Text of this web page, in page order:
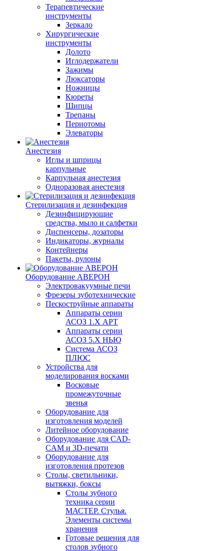
Терапевтические
инструменты
Зеркало
Хирургические
инструменты
Долото
Иглодержатели
Зажимы
Люксаторы
Ножницы
Кюреты
Шипцы
Трепаны
Периотомы
Элеваторы
Анестезия
Иглы и шприцы
карпульные
Карпульная анестезия
Одноразовая анестезия
Стерилизация и дезинфекция
Дезинфицирующие
средства, мыло и салфетки
Диспенсеры, дозаторы
Индикаторы, журналы
Контейнеры
Пакеты, рулоны
Оборудование АВЕРОН
Электровакуумные печи
Фрезеры зуботехнические
Пескоструйные аппараты
Аппараты серии
АСОЗ 1.Х АРТ
Аппараты серии
АСОЗ 5.Х НЬЮ
Система АСОЗ
ПЛЮС
Устройства для
моделирования восками
Восковые
промежуточные
звенья
Оборудование для
изготовления моделей
Литейное оборудование
Оборудование для CAD-
CAM и 3D-печати
Оборудование для
изготовления протезов
Cтолы, светильники,
вытяжки, боксы
Столы зубного
техника серии
МАСТЕР. Стулья.
Элементы системы
хранения
Готовые решения для
столов зубного